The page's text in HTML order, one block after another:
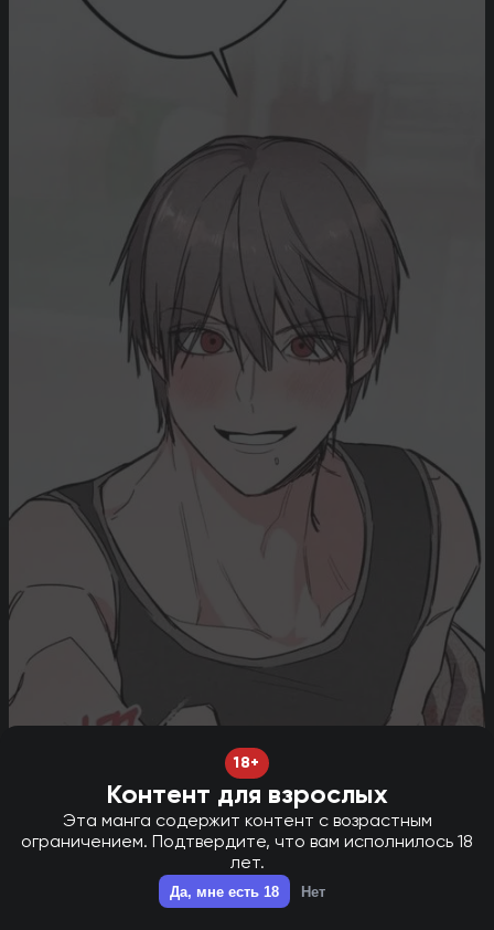
18+
Контент для взрослых
Эта манга содержит контент с возрастным
ограничением. Подтвердите, что вам исполнилось 18
лет.
Да, мне есть 18 Нет
НОВАЯ ГЛАВА В ТГ - НАЖМИ ДЛЯ ПЕРЕХОДА!